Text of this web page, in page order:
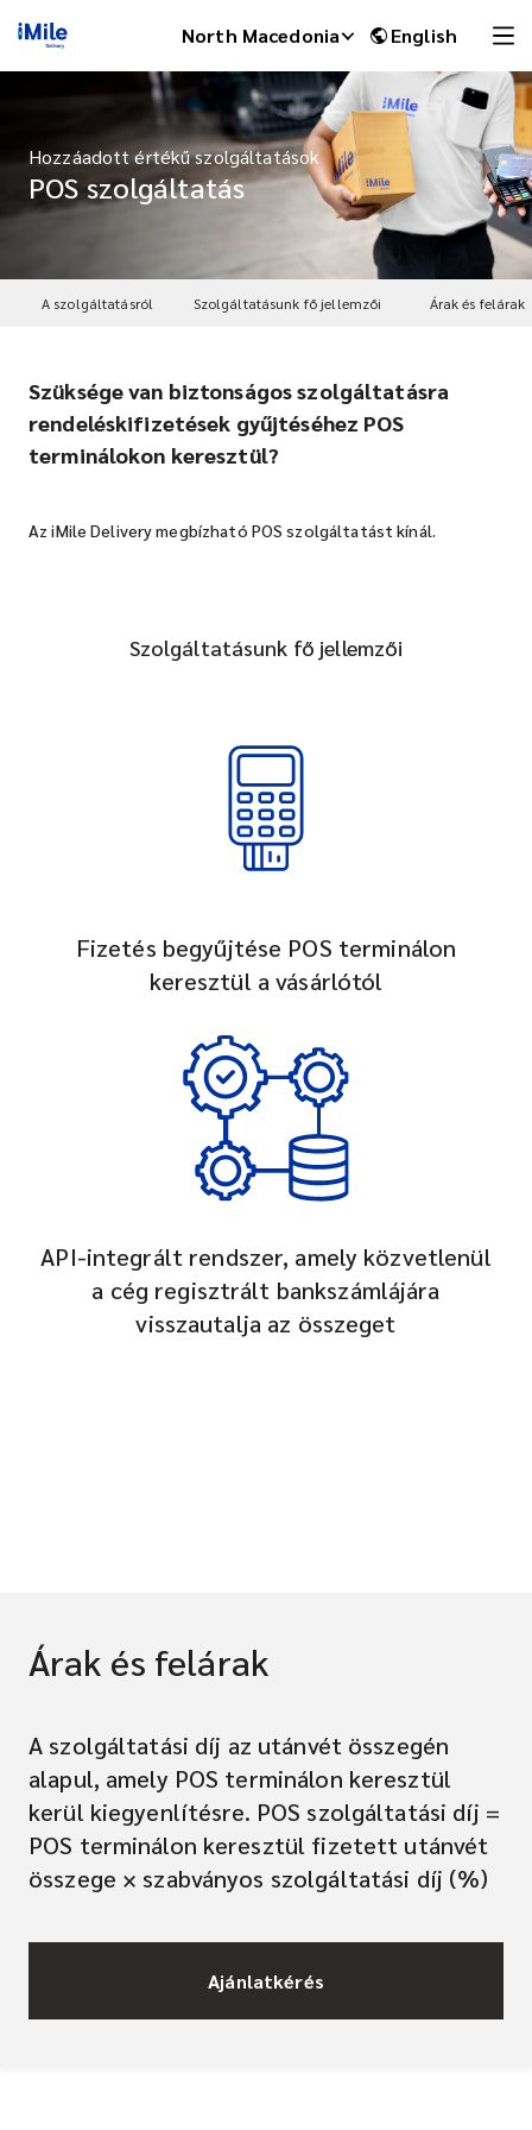
North Macedonia English
Hozzáadott értékű szolgáltatások
POS szolgáltatás
A szolgáltatásról Szolgáltatásunk fő jellemzői Árak és felárak
Szüksége van biztonságos szolgáltatásra
rendeléskifizetések gyűjtéséhez POS
terminálokon keresztül?
Az iMile Delivery megbízható POS szolgáltatást kínál.
Szolgáltatásunk fő jellemzői
Fizetés begyűjtése POS terminálon
keresztül a vásárlótól
API-integrált rendszer, amely közvetlenül
a cég regisztrált bankszámlájára
visszautalja az összeget
Árak és felárak
A szolgáltatási díj az utánvét összegén
alapul, amely POS terminálon keresztül
kerül kiegyenlítésre. POS szolgáltatási díj =
POS terminálon keresztül fizetett utánvét
összege × szabványos szolgáltatási díj (%)
Ajánlatkérés
iMile Chat